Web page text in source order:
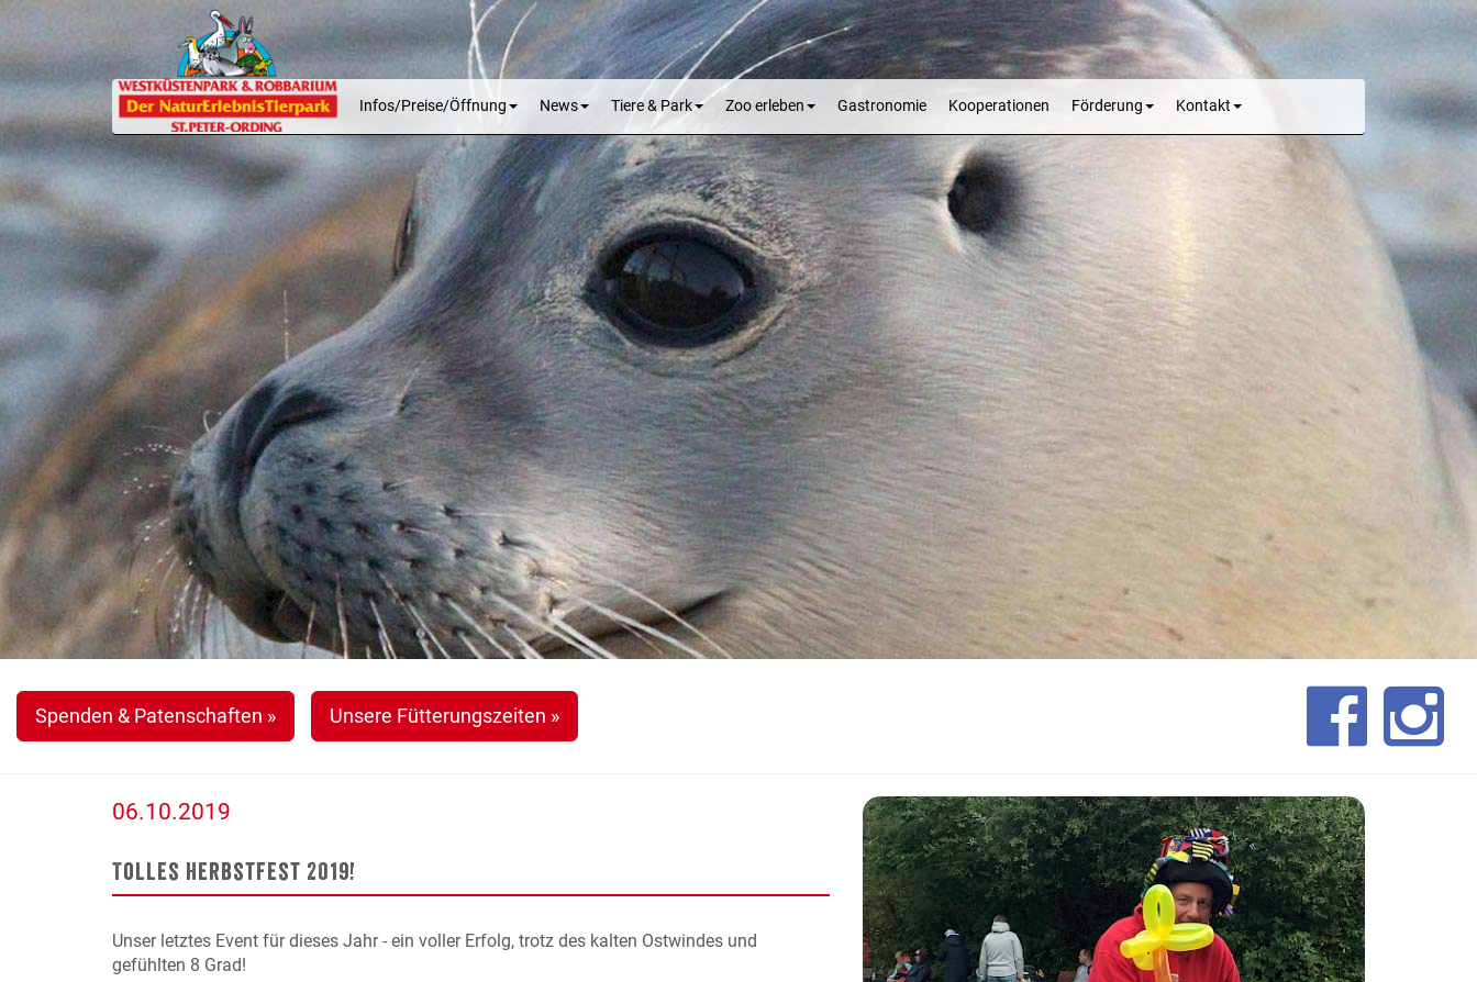
Infos/Preise/Öffnung News Tiere & Park Zoo erleben Gastronomie Kooperationen Förderung Kontakt
Spenden & Patenschaften » Unsere Fütterungszeiten »
06.10.2019
Tolles Herbstfest 2019!
Unser letztes Event für dieses Jahr - ein voller Erfolg, trotz des kalten Ostwindes und
gefühlten 8 Grad!